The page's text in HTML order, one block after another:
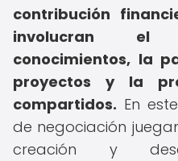
contribución
involucran el
conocimientos, la
proyectos y la
compartidos. En
de negociación
creación y